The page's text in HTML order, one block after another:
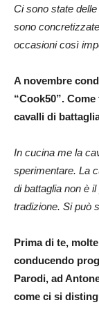
Ci sono state
sono
occasioni così
A novembre
“Cook50”.
cavalli di
In cucina me la
sperimentare. La
di battaglia non è
tradizione. Si può
Prima di te,
conducendo
Parodi, ad
come ci si